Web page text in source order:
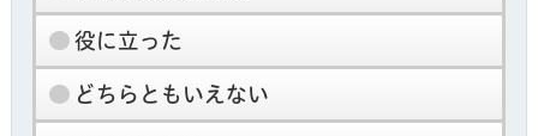
役に立った
どちらともいえない